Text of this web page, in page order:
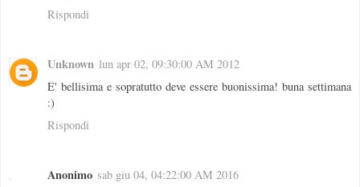
Rispondi
Unknown lun apr 02, 09:30:00 AM 2012
E' bellisima e sopratutto deve essere buonissima! buna settimana
:)
Rispondi
Anonimo sab giu 04, 04:22:00 AM 2016